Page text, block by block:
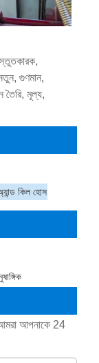
গুণমান,
তৈরি, মূল্য,
কিল হোস
আমরা আপনাকে 24